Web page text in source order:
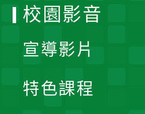
校園影音
宣導影片
特色課程